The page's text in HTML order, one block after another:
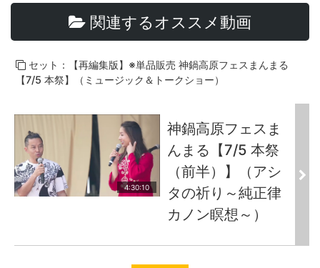
関連するオススメ動画
セット：【再編集版】※単品販売 神鍋高原フェスまんまる
【7/5 本祭】（ミュージック＆トークショー）
4:30:10
神鍋高原フェスま
んまる【7/5 本祭
（前半）】（アシ
タの祈り～純正律
カノン瞑想～）